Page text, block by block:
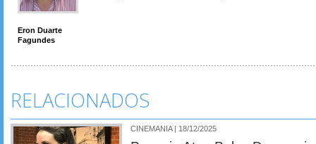
Eron Duarte
Fagundes
RELACIONADOS
CINEMANIA | 18/12/2025